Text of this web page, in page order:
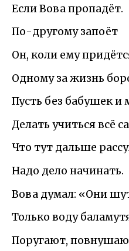
Если Вова пропадёт.
По-другому запоёт
Он, коли ему
Одному за жизнь
Пусть без бабушек и
Делать учиться всё
Что тут дальше
Надо дело начинать.
Вова думал: «Они
Только воду
Поругают,